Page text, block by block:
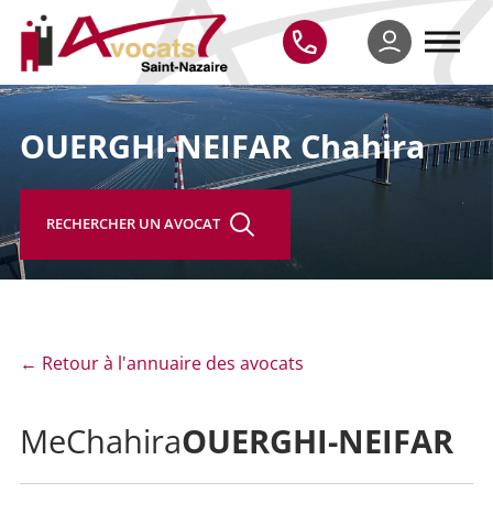
OUERGHI-NEIFAR Chahira
RECHERCHER UN AVOCAT
← Retour à l'annuaire des avocats
MeChahiraOUERGHI-NEIFAR